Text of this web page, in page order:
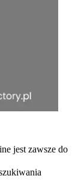
jest zawsze do